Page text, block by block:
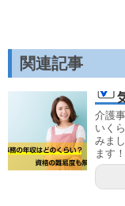
関連記事
介護
いく
みま
ます！